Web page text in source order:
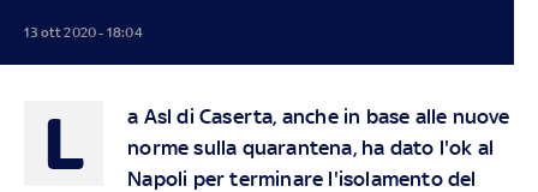
13 ott 2020 - 18:04
L
a Asl di Caserta, anche in base alle nuove
norme sulla quarantena, ha dato l'ok al
Napoli per terminare l'isolamento del